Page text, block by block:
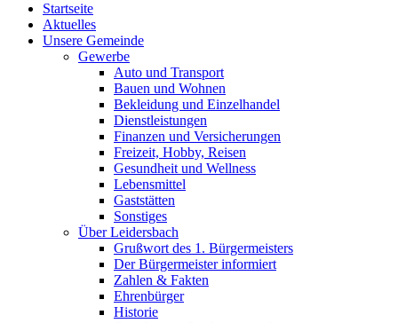
Startseite
Aktuelles
Unsere Gemeinde
Gewerbe
Auto und Transport
Bauen und Wohnen
Bekleidung und Einzelhandel
Dienstleistungen
Finanzen und Versicherungen
Freizeit, Hobby, Reisen
Gesundheit und Wellness
Lebensmittel
Gaststätten
Sonstiges
Über Leidersbach
Grußwort des 1. Bürgermeisters
Der Bürgermeister informiert
Zahlen & Fakten
Ehrenbürger
Historie